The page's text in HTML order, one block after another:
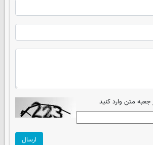
جعبه متن وارد کنید
ارسال